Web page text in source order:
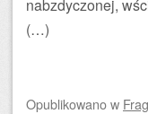
nabzdyczonej,
(…)
Opublikowanow